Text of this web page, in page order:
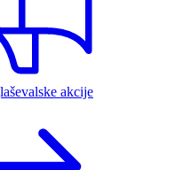
akcije